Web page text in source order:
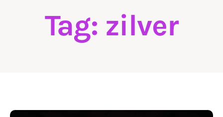
Tag: zilver
Diamanten